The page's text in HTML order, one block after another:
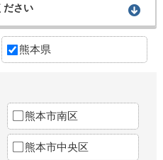
ださい
熊本県
熊本市南区
熊本市中央区